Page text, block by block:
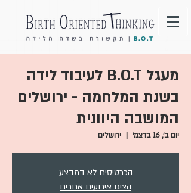
מעגל B.O.T לעיבוד לידה
בשנת המלחמה - ירושלים
המושבה היוונית
יום ב׳, 16 בדצמ׳
  |
ירושלים
הכרטיסים לא במבצע
הציגו אירועים אחרים